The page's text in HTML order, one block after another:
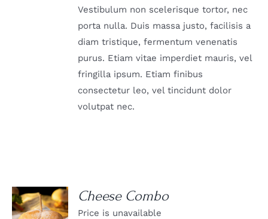
Vestibulum non scelerisque tortor, nec
porta nulla. Duis massa justo, facilisis a
diam tristique, fermentum venenatis
purus. Etiam vitae imperdiet mauris, vel
fringilla ipsum. Etiam finibus
consectetur leo, vel tincidunt dolor
volutpat nec.
Cheese Combo
Price is unavailable